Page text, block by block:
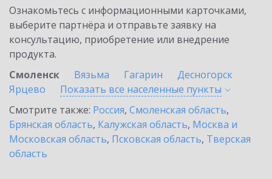
Ознакомьтесь с информационными карточками,
выберите партнёра и отправьте заявку на
консультацию, приобретение или внедрение
продукта.
Смоленск
Вязьма Гагарин
Десногорск
Ярцево
Показать все населенные пункты
Смотрите также: Россия, Смоленская область,
Брянская область, Калужская область, Москва и
Московская область, Псковская область, Тверская
область